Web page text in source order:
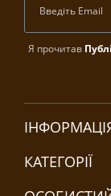
Я прочитав
КАТЕГОРІЇ